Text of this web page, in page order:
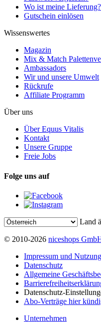
Wo ist meine Lieferung?
Gutschein einlösen
Wissenswertes
Magazin
Mix & Match
Ambassadors
Wir und unsere Umwelt
Rückrufe
Affiliate Programm
Über uns
Über Equus Vitalis
Kontakt
Unsere Gruppe
Freie Jobs
Folge uns auf
Land
© 2010-2026 niceshops
Impressum und
Datenschutz
Allgemeine
Datenschutz-
Abo-Verträge hier
Unternehmen